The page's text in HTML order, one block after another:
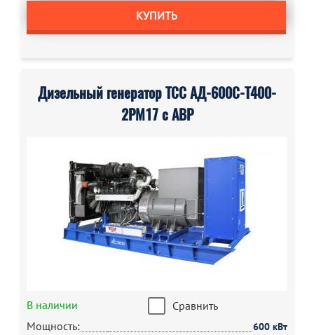
КУПИТЬ
Дизельный генератор ТСС АД-600С-Т400-
2РМ17 с АВР
В наличии
Сравнить
Мощность:
600 кВт